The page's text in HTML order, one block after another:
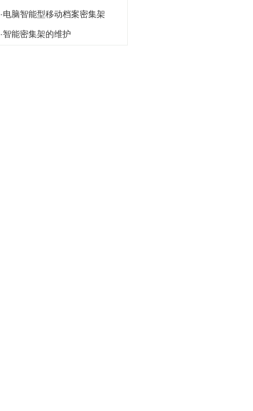
·电脑智能型移动档案密集架
·智能密集架的维护